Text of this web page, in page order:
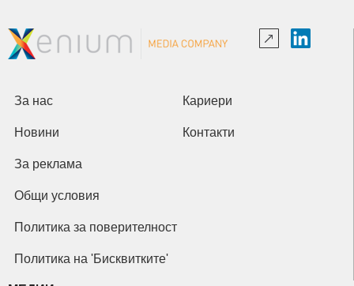
За нас Кариери
Новини Контакти
За реклама
Общи условия
Политика за поверителност
Политика на 'Бисквитките'